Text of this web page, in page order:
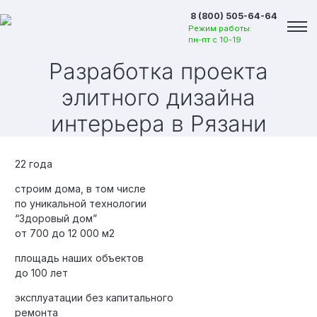
8 (800) 505-64-64
Режим работы:
пн-пт с 10-19
Вакансии
Разработка проекта
элитного дизайна
интерьера в Рязани
22 года
строим дома, в том числе
по уникальной технологии
“Здоровый дом”
от 700 до 12 000 м2
площадь наших объектов
до 100 лет
эксплуатации без капитального
ремонта